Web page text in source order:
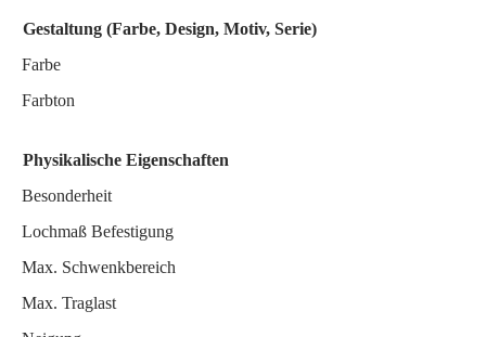
Gestaltung (Farbe, Design, Motiv, Serie)
Farbe
Farbton
Physikalische Eigenschaften
Besonderheit
Lochmaß Befestigung
Max. Schwenkbereich
Max. Traglast